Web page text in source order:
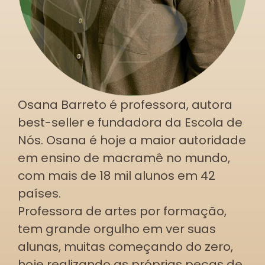
Osana Barreto é professora, autora
best-seller e fundadora da Escola de
Nós. Osana é hoje a maior autoridade
em ensino de macramê no mundo,
com mais de 18 mil alunos em 42
países.
Professora de artes por formação,
tem grande orgulho em ver suas
alunas, muitas começando do zero,